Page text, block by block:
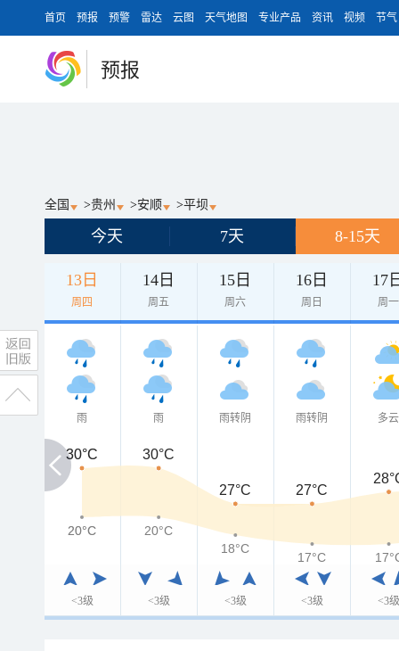
首页 预报 预警 雷达 云图 天气地图 专业产品 资讯 视频 节气
预报
全国 >贵州 >安顺 >平坝
今天 7天 8-15天
13日
周四
14日
周五
15日
周六
16日
周日
17
周一
雨
<3级
雨
<3级
雨转阴
<3级
雨转阴
<3级
多云
<3级
30°C
30°C 30°C
27°C 27°C
20°C
20°C
20°C
18°C
17°C